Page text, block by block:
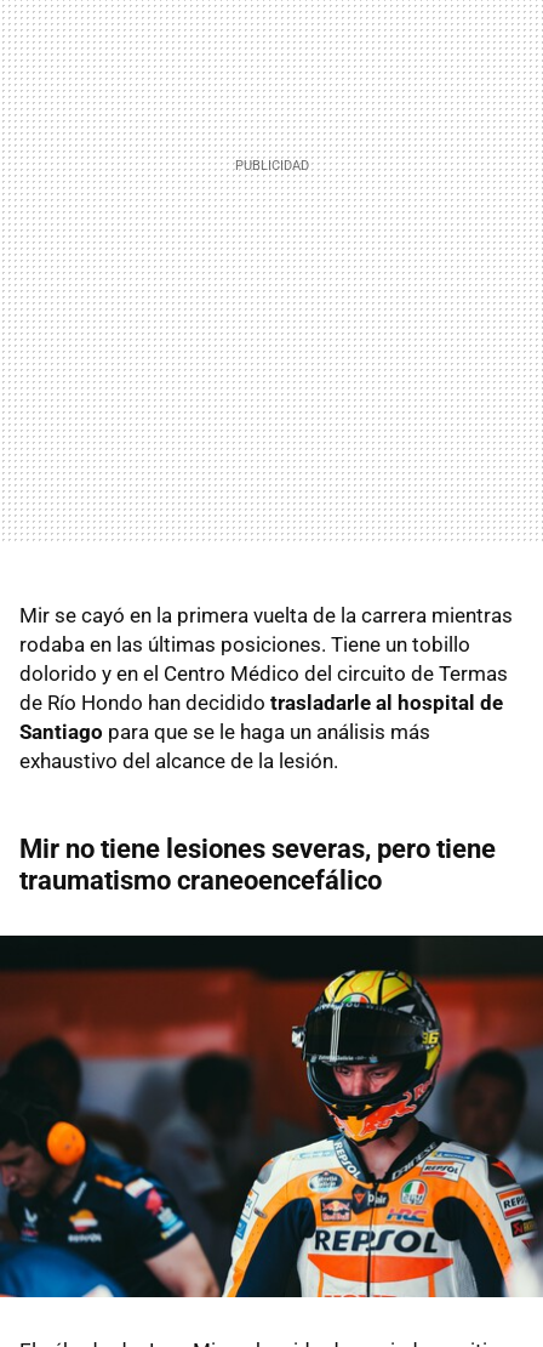
Mir se cayó en la primera vuelta de la carrera mientras
rodaba en las últimas posiciones. Tiene un tobillo
dolorido y en el Centro Médico del circuito de Termas
de Río Hondo han decidido trasladarle al hospital de
Santiago para que se le haga un análisis más
exhaustivo del alcance de la lesión.
Mir no tiene lesiones severas, pero tiene
traumatismo craneoencefálico